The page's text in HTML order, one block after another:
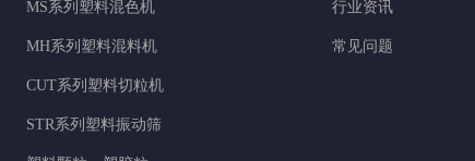
MS系列塑料混色机
MH系列塑料混料机
CUT系列塑料切粒机
STR系列塑料振动筛
行业资讯
常见问题